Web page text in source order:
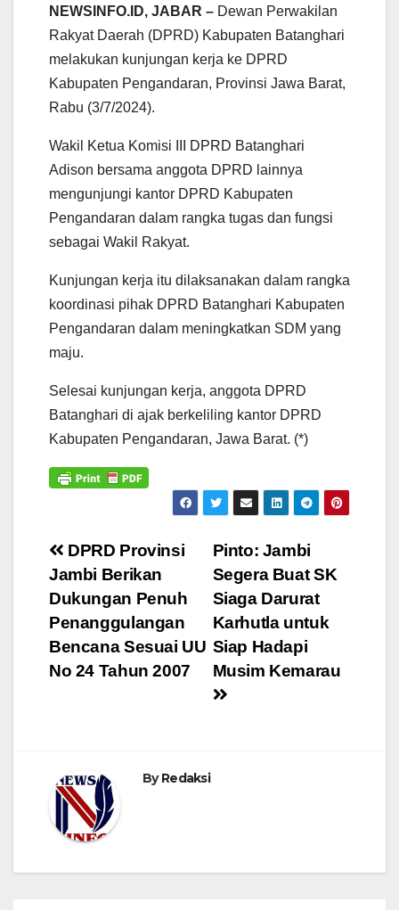
a
s
A
p
p
c
e
o
o
k
i
e
r
a
i
l
e
r
a
a
r
NEWSINFO.ID, JABAR – Dewan Perwakilan
Rakyat Daerah (DPRD) Kabupaten Batanghari
melakukan kunjungan kerja ke DPRD
Kabupaten Pengandaran, Provinsi Jawa Barat,
Rabu (3/7/2024).
Wakil Ketua Komisi III DPRD Batanghari
Adison bersama anggota DPRD lainnya
mengunjungi kantor DPRD Kabupaten
Pengandaran dalam rangka tugas dan fungsi
sebagai Wakil Rakyat.
Kunjungan kerja itu dilaksanakan dalam rangka
koordinasi pihak DPRD Batanghari Kabupaten
Pengandaran dalam meningkatkan SDM yang
maju.
Selesai kunjungan kerja, anggota DPRD
Batanghari di ajak berkeliling kantor DPRD
Kabupaten Pengandaran, Jawa Barat. (*)
Navigasi
pos
Pinto: Jambi
Segera Buat SK
Siaga Darurat
Karhutla untuk
Siap Hadapi
Musim Kemarau
DPRD Provinsi
Jambi Berikan
Dukungan Penuh
Penanggulangan
Bencana Sesuai UU
No 24 Tahun 2007
ByRedaksi